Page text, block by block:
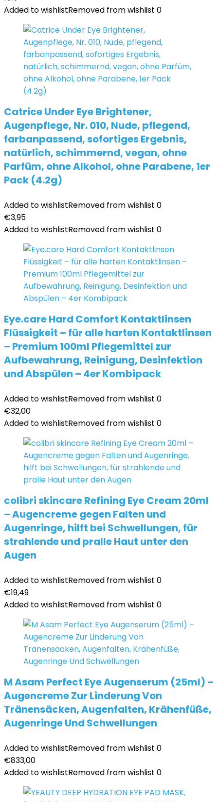
Added to wishlistRemoved from wishlist 0
Catrice Under Eye Brightener,
Augenpflege, Nr. 010, Nude, pflegend,
farbanpassend, sofortiges Ergebnis,
natürlich, schimmernd, vegan, ohne
Parfüm, ohne Alkohol, ohne Parabene, 1er
Pack (4.2g)
Added to wishlistRemoved from wishlist 0
€3,95
Added to wishlistRemoved from wishlist 0
Eye.care Hard Comfort Kontaktlinsen
Flüssigkeit – für alle harten Kontaktlinsen
– Premium 100ml Pflegemittel zur
Aufbewahrung, Reinigung, Desinfektion
und Abspülen – 4er Kombipack
Added to wishlistRemoved from wishlist 0
€32,00
Added to wishlistRemoved from wishlist 0
colibri skincare Refining Eye Cream 20ml
– Augencreme gegen Falten und
Augenringe, hilft bei Schwellungen, für
strahlende und pralle Haut unter den
Augen
Added to wishlistRemoved from wishlist 0
€19,49
Added to wishlistRemoved from wishlist 0
M Asam Perfect Eye Augenserum (25ml) –
Augencreme Zur Linderung Von
Tränensäcken, Augenfalten, Krähenfüße,
Augenringe Und Schwellungen
Added to wishlistRemoved from wishlist 0
€833,00
Added to wishlistRemoved from wishlist 0